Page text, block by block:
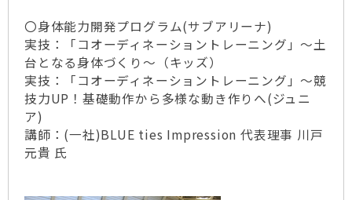
〇身体能力開発プログラム(サブアリーナ)
実技：「コオーディネーショントレーニング」～土
台となる身体づくり～（キッズ）
実技：「コオーディネーショントレーニング」～競
技力UP！基礎動作から多様な動き作りへ(ジュニ
ア)
講師：(一社)BLUE ties Impression 代表理事 川戸
元貴 氏